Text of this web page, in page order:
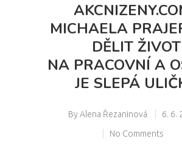
MICHAELA
DĚLIT ŽIVOT
NA PRACOVNÍ A
JE SLEPÁ
By Alena Řezaninová
6. 6.
No Comments